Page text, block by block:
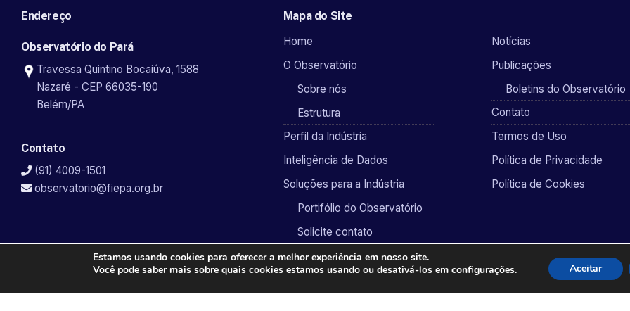
Endereço
Observatório do Pará
Travessa Quintino Bocaiúva, 1588
Nazaré - CEP 66035-190
Belém/PA
Contato
(91) 4009-1501
observatorio@fiepa.org.br
Mapa do Site
Home
O Observatório
Sobre nós
Estrutura
Perfil da Indústria
Inteligência de Dados
Soluções para a Indústria
Portifólio do Observatório
Solicite contato
Notícias
Publicações
Boletins do Observatório
Contato
Termos de Uso
Política de Privacidade
Política de Cookies
Estamos usando cookies para oferecer a melhor experiência em nosso site.
Você pode saber mais sobre quais cookies estamos usando ou desativá-los emconfigurações. Aceitar